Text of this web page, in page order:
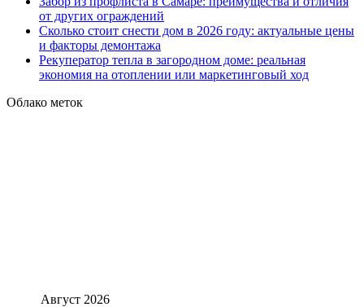
от других ограждений
Сколько стоит снести дом в 2026 году: актуальные цены
и факторы демонтажа
Рекуператор тепла в загородном доме: реальная
экономия на отоплении или маркетинговый ход
Облако меток
Август 2026